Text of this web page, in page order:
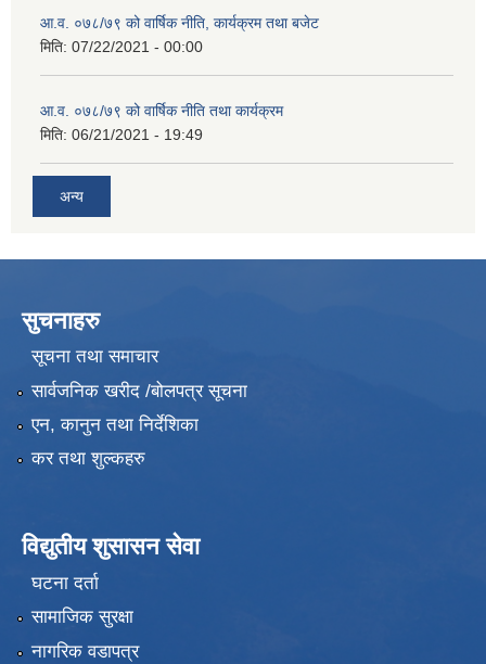
आ.व. ०७८/७९ को वार्षिक नीति, कार्यक्रम तथा बजेट
मिति: 07/22/2021 - 00:00
आ.व. ०७८/७९ को वार्षिक नीति तथा कार्यक्रम
मिति: 06/21/2021 - 19:49
अन्य
सुचनाहरु
सूचना तथा समाचार
सार्वजनिक खरीद /बोलपत्र सूचना
एन, कानुन तथा निर्देशिका
कर तथा शुल्कहरु
विद्युतीय शुसासन सेवा
घटना दर्ता
सामाजिक सुरक्षा
नागरिक वडापत्र